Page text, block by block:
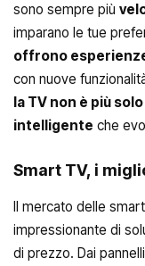
sono sempre più
imparano le tue
offrono
con nuove
la TV non è più
intelligente che
Smart TV, i
Il mercato delle
impressionante di
di prezzo. Dai